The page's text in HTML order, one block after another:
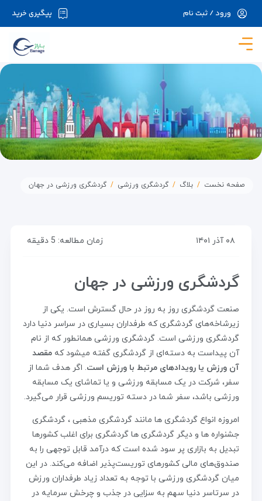
در حال حاضر ارتباط با سرور قطع می باشد لطفا
پیگیری خرید ورود / ثبت نام
صفحه نخست بلاگ گردشگری ورزشی گردشگری ورزشی در جهان
۰۸ آذر ۱۴۰۱ زمان مطالعه: 5 دقیقه
گردشگری ورزشی در جهان
صنعت گردشگری روز به روز در حال گسترش است. یکی از
زیرشاخه‌های گردشگری که طرفداران بسیاری در سراسر دنیا دارد
گردشگری ورزشی است. گردشگری ورزشی همانطور که از نام
آن پیداست به دسته‌ای از گردشگری گفته میشود که مقصد
آن ورزش یا رویدادهای مرتبط با ورزش است. اگر هدف شما از
سفر، شرکت در یک مسابقه ورزشی و یا تماشای یک مسابقه
ورزشی باشد، سفر شما در دسته توریسم ورزشی قرار می‌گیرد.
امروزه انواع گردشگری ها مانند گردشگری مذهبی ، گردشگری
جشنواره ها و دیگر گردشگری ها گردشگری برای اغلب کشورها
تبدیل به بازاری پر سود شده است که درآمد قابل توجهی را به
صندوق‌های مالی کشورهای توریست‌پذیر اضافه می‌کند. در این
میان گردشگری ورزشی با توجه به تعداد زیاد طرفداران ورزش
در سرتاسر دنیا سهم به سزایی در جذب و چرخش سرمایه در